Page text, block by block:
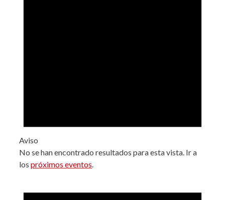
Aviso
No se han encontrado resultados para esta vista. Ir a
los próximos eventos